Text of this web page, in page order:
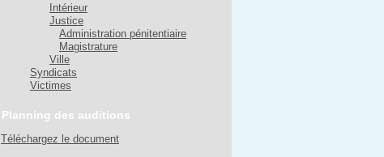
Intérieur
Justice
Administration pénitentiaire
Magistrature
Ville
Syndicats
Victimes
Planning des auditions
Téléchargez le document